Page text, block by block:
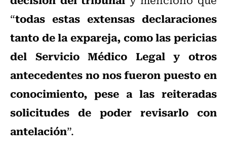
“todas estas extensas declaraciones
tanto de la expareja, como las pericias
del Servicio Médico Legal y otros
antecedentes no nos fueron puesto en
conocimiento, pese a las reiteradas
solicitudes de poder revisarlo con
antelación”.